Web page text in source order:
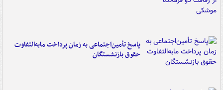
پاسخ تأمین‌اجتماعی به زمان پرداخت مابه‌التفاوت
حقوق بازنشستگان